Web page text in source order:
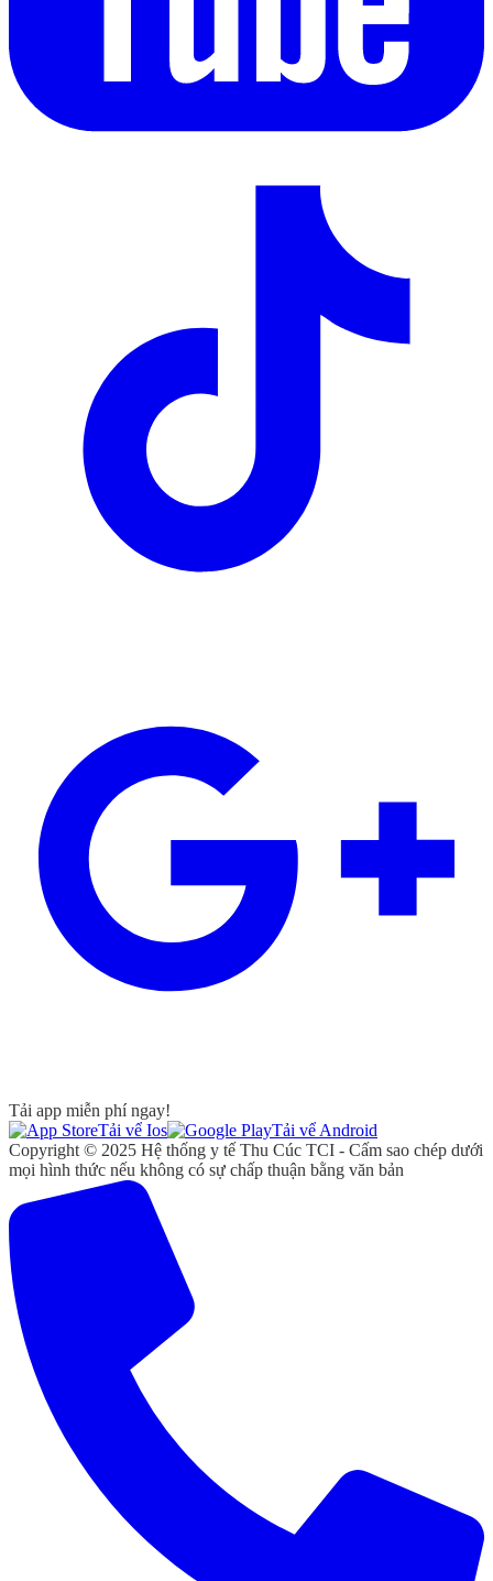
Tải app miễn phí ngay!
Tải vể Ios
Tải vể Android
Copyright © 2025 Hệ thống y tế Thu Cúc TCI - Cấm sao chép dưới
mọi hình thức nếu không có sự chấp thuận bằng văn bản